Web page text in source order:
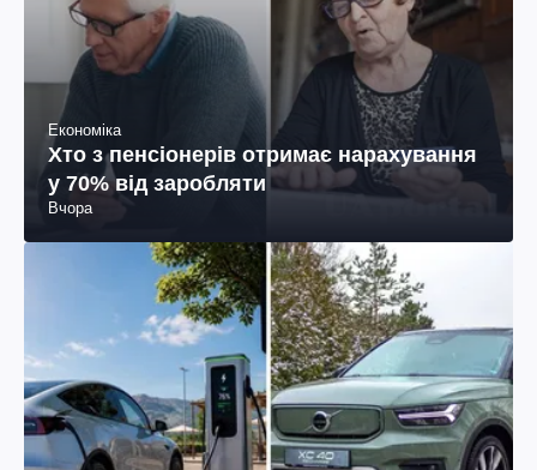
Економіка
Хто з пенсіонерів отримає нарахування
у 70% від заробляти
Вчора